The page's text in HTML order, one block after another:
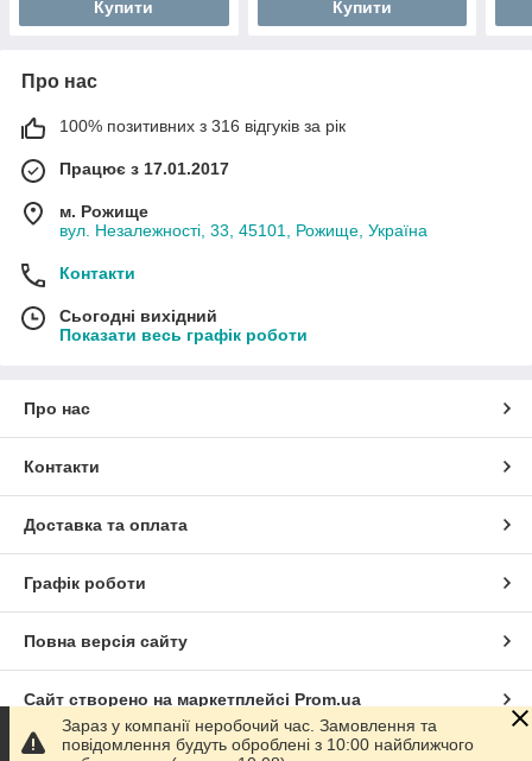
Купити Купити
Про нас
100% позитивних з 316 відгуків за рік
Працює з 17.01.2017
м. Рожище
вул. Незалежності, 33, 45101, Рожище, Україна
Контакти
Сьогодні вихідний
Показати весь графік роботи
Про нас
Контакти
Доставка та оплата
Графік роботи
Повна версія сайту
Сайт створено на маркетплейсі Prom.ua
Зараз у компанії неробочий час. Замовлення та
повідомлення будуть оброблені з 10:00 найближчого